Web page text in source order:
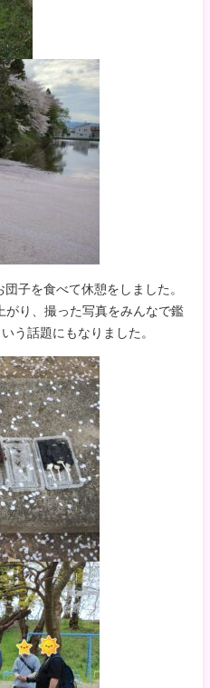
子を食べて休憩をしました。
り、撮った写真をみんなで鑑
う話題にもなりました。